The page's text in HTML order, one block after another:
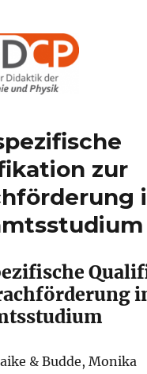
zur
& Budde, Monika